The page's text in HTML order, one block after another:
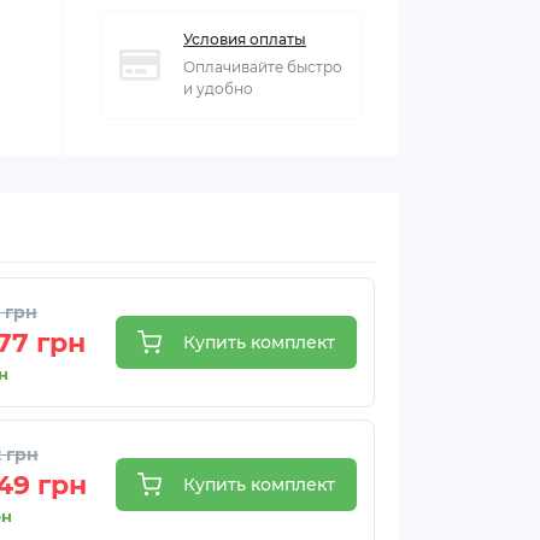
Условия оплаты
Оплачивайте быстро
и удобно
грн
грн Купить комплект
грн
грн Купить комплект